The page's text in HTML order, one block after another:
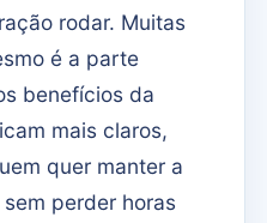
rodar. Muitas
é a parte
benefícios da
mais claros,
quer manter a
perder horas